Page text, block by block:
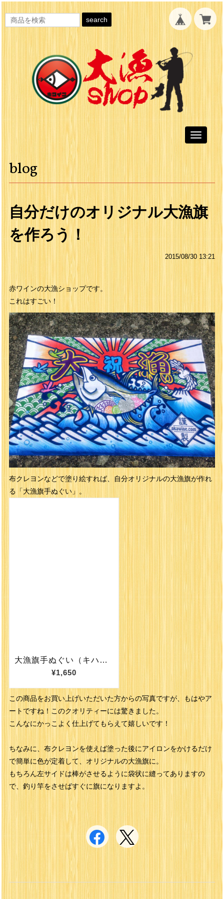
search
Toggle
blog
自分だけのオリジナル大漁旗
を作ろう！
2015/08/30 13:21
赤ワインの大漁ショップです。
これはすごい！
布クレヨンなどで塗り絵すれば、自分オリジナルの大漁旗が作れ
る「大漁旗手ぬぐい」。
この商品をお買い上げいただいた方からの写真ですが、もはやア
ートですね！このクオリティーには驚きました。
こんなにかっこよく仕上げてもらえて嬉しいです！
ちなみに、布クレヨンを使えば塗った後にアイロンをかけるだけ
で簡単に色が定着して、オリジナルの大漁旗に。
もちろん左サイドは棒がさせるように袋状に縫ってありますの
で、釣り竿をさせばすぐに旗になりますよ。